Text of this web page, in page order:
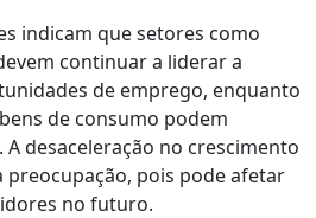
indicam que setores como
continuar a liderar a
de emprego, enquanto
de consumo podem
desaceleração no crescimento
preocupação, pois pode afetar
no futuro.